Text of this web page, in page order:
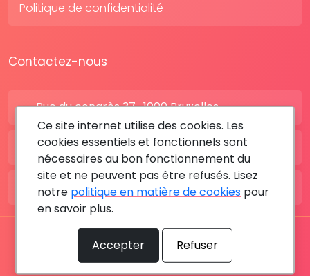
Politique de confidentialité
Contactez-nous
Rue du congrès 37 , 1000 Bruxelles
BE: +32 28080227
FR: +33 183642895
Tous les droits sont réservés © 2026 RDV MÉDICAL By
MediaSatCom
Ce site internet utilise des cookies. Les
cookies essentiels et fonctionnels sont
nécessaires au bon fonctionnement du
site et ne peuvent pas être refusés. Lisez
notre politique en matière de cookies pour
en savoir plus.
Accepter Refuser